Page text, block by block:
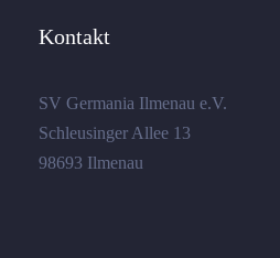
Kontakt
SV Germania Ilmenau e.V.
Schleusinger Allee 13
98693 Ilmenau